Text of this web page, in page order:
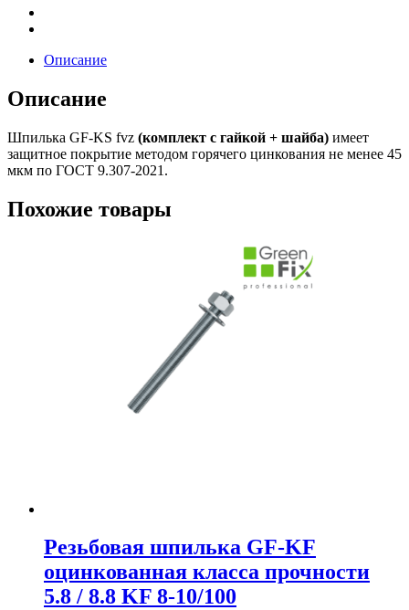
Описание
Описание
Шпилька GF-KS fvz (комплект с гайкой + шайба) имеет
защитное покрытие методом горячего цинкования не менее 45
мкм по ГОСТ 9.307-2021.
Похожие товары
Резьбовая шпилька GF-KF
оцинкованная класса прочности
5.8 / 8.8 KF 8-10/100